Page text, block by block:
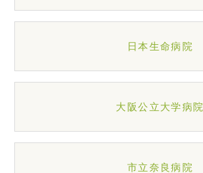
日本生命病院
大阪公立大学病院
市立奈良病院